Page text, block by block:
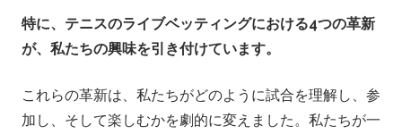
テ
ニ
ス
特に、テニスのライブベッティングにおける4つの革新
が、私たちの興味を引き付けています。
これらの革新は、私たちがどのように試合を理解し、参
加し、そして楽しむかを劇的に変えました。私たちが一